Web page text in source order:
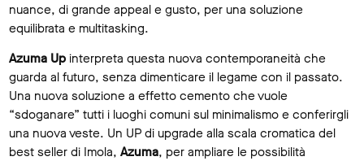
nuance, di grande appeal e gusto, per una soluzione
equilibrata e multitasking.
Azuma Upinterpreta questa nuova contemporaneità che
guarda al futuro, senza dimenticare il legame con il passato.
Una nuova soluzione a effetto cemento che vuole
“sdoganare” tutti i luoghi comuni sul minimalismo e conferirgli
una nuova veste. Un UP di upgrade alla scala cromatica del
best seller di Imola, Azuma, per ampliare le possibilità